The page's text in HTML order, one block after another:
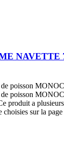
NAVETTE
produit a
choisies sur la